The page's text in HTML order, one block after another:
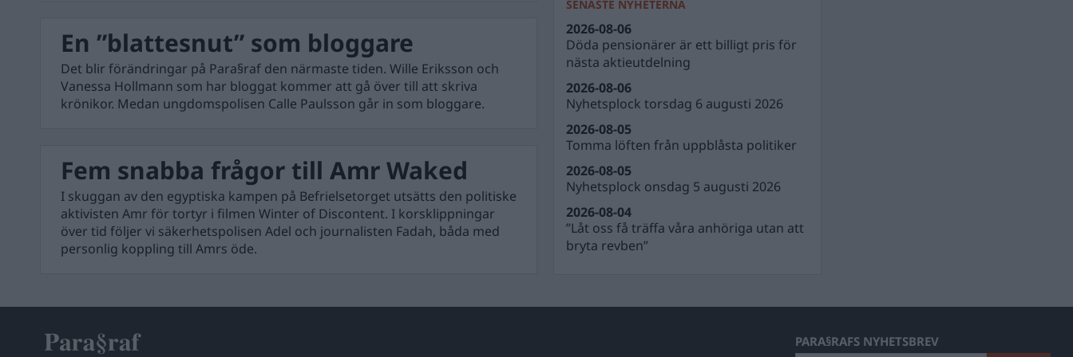
En ”blattesnut” som bloggare
Det blir förändringar på Para§raf den närmaste tiden. Wille Eriksson och
Vanessa Hollmann som har bloggat kommer att gå över till att skriva
krönikor. Medan ungdomspolisen Calle Paulsson går in som bloggare.
Fem snabba frågor till Amr Waked
I skuggan av den egyptiska kampen på Befrielsetorget utsätts den politiske
aktivisten Amr för tortyr i filmen Winter of Discontent. I korsklippningar
över tid följer vi säkerhetspolisen Adel och journalisten Fadah, båda med
personlig koppling till Amrs öde.
SENASTE NYHETERNA
Döda pensionärer är ett billigt pris för
nästa aktieutdelning
2026-08-06
Nyhetsplock torsdag 6 augusti 2026
2026-08-06
Tomma löften från uppblåsta politiker
2026-08-05
Nyhetsplock onsdag 5 augusti 2026
2026-08-05
”Låt oss få träffa våra anhöriga utan att
bryta revben”
2026-08-04
PARA§RAFS NYHETSBREV